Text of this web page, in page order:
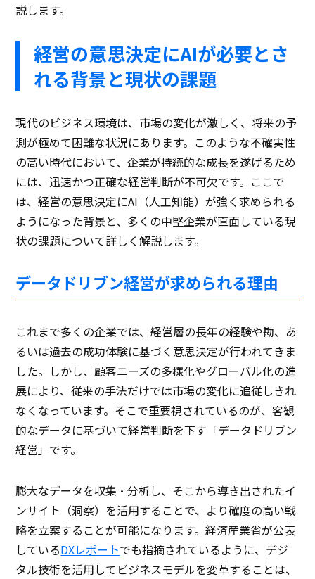
説します。
経営の意思決定にAIが必要とさ
れる背景と現状の課題
現代のビジネス環境は、市場の変化が激しく、将来の予
測が極めて困難な状況にあります。このような不確実性
の高い時代において、企業が持続的な成長を遂げるため
には、迅速かつ正確な経営判断が不可欠です。ここで
は、経営の意思決定にAI（人工知能）が強く求められる
ようになった背景と、多くの中堅企業が直面している現
状の課題について詳しく解説します。
データドリブン経営が求められる理由
これまで多くの企業では、経営層の長年の経験や勘、あ
るいは過去の成功体験に基づく意思決定が行われてきま
した。しかし、顧客ニーズの多様化やグローバル化の進
展により、従来の手法だけでは市場の変化に追従しきれ
なくなっています。そこで重要視されているのが、客観
的なデータに基づいて経営判断を下す「データドリブン
経営」です。
膨大なデータを収集・分析し、そこから導き出されたイ
ンサイト（洞察）を活用することで、より確度の高い戦
略を立案することが可能になります。経済産業省が公表
しているDXレポートでも指摘されているように、デジ
タル技術を活用してビジネスモデルを変革することは、